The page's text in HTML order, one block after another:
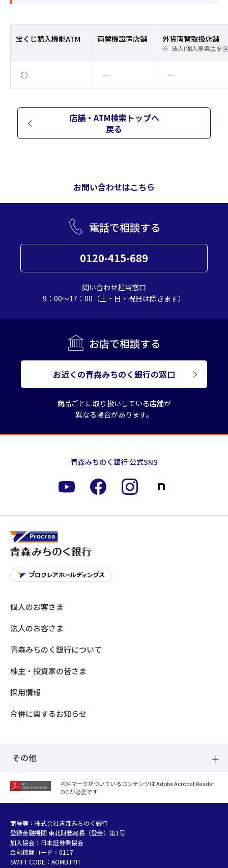
宝くじ購入機能ATM 両替機設置店舗 外貨両替取扱店舗
法人(個人事業主を
○ ー ー
店舗・ATM検索トップへ
戻る
お問い合わせはこちら
電話で相談する
0120-415-689
問い合わせ担当窓口
9：00～17：00（土・日・祝日は除きます）
お店で相談する
お近くの青森みちのく銀行の窓口
商品ごとに取り扱いしている店舗が
異なる場合があります。
青森みちのく銀行 公式SNS
個人のお客さま
法人のお客さま
青森みちのく銀行について
株主・投資家の皆さま
採用情報
合併に関するお知らせ
その他
紛失した場合
個人データおよび法人情報に関するグループ共同利用について
マネー・ローンダリング等及び金融犯罪の防止について
販売勧誘方針
お客さまの資産形成支援に向けた業務運営方針
PDFマークがついているコンテンツは Adobe Acrobat Reader
DC が必要です
商号等：株式会社青森みちのく銀行
登録金融機関 東北財務局長（登金）第1号
加入協会：日本証券業協会
金融機関コード：0117
SWIFT CODE：AOMBJPJT